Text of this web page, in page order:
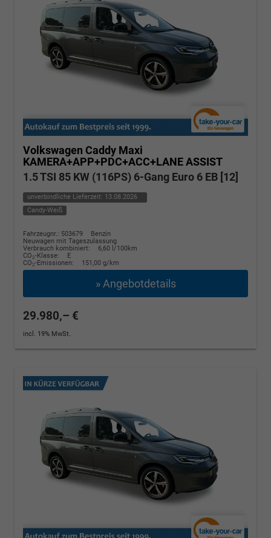
Volkswagen Caddy Maxi
KAMERA+APP+PDC+ACC+LANE ASSIST
1.5 TSI 85 KW (116PS) 6-Gang Euro 6 EB [12]
unverbindliche Lieferzeit: 13.08.2026
Candy-Weiß
Fahrzeugnr.: 503679
Benzin
Neuwagen mit Tageszulassung
Verbrauch kombiniert:
6,60 l/100km
CO2-Klasse:
E
CO2-Emissionen: 151,00 g/km
» Angebotdetails
29.980,– €
incl. 19% MwSt.